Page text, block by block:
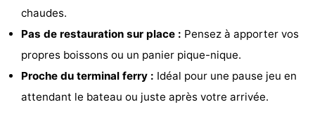
Sportive
Equitation
Promenade
sur
les
Observation
des
phoques
Boire
Événements
chaudes.
Pas de restauration sur place : Pensez à apporter vos
propres boissons ou un panier pique-nique.
Proche du terminal ferry : Idéal pour une pause jeu en
attendant le bateau ou juste après votre arrivée.